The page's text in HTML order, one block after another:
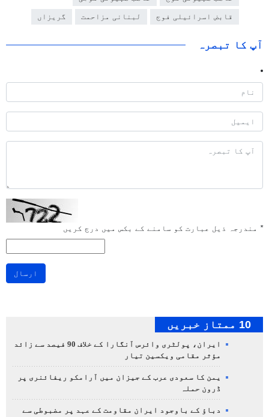
قابض اسرائیلی فوج لبنانی مزاحمت گریزاں
آپ کا تبصرہ
* مندرجہ ذیل عبارت کو سامنے کے بکس میں درج کریں
ارسال
10 ممتاز خبریں
ایران، پولٹری وائرس آنگارا کے خلاف 90 فیصد سے زائد
مؤثر مقامی ویکسین تیار
یمن کا سعودی عرب کے جیزان میں آرامکو ریفائنری پر
ڈرون حملہ
دباؤ کے باوجود ایران مقاومت کے عہد پر مضبوطی سے